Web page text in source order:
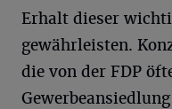
Erhalt dieser
gewährleisten.
die von der FDP